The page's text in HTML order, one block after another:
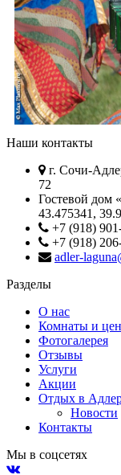
Наши контакты
г. Сочи-
72
Гостевой дом
43.475341,
+7 (918)
+7 (918)
adler-
Разделы
О нас
Комнаты и
Фотогалерея
Отзывы
Услуги
Акции
Отдых в
Новости
Контакты
Мы в соцсетях